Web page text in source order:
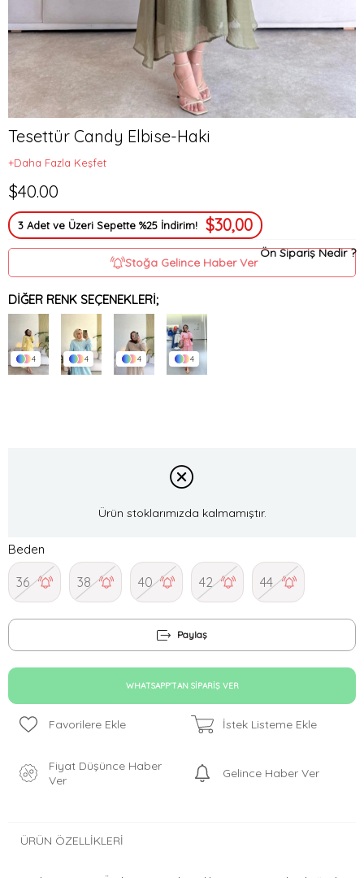
Tesettür Candy Elbise-Haki
+Daha Fazla Keşfet
$40.00
3 Adet ve Üzeri Sepette %25 İndirim! $30,00
Ön Sipariş Nedir ?
Stoğa Gelince Haber Ver
DIĞER RENK SEÇENEKLERI;
4 4 4 4
Ürün stoklarımızda kalmamıştır.
Beden
36 38 40 42 44
Paylaş
WHATSAPP'TAN SIPARIŞ VER
Favorilere Ekle İstek Listeme Ekle
Fiyat Düşünce Haber
Ver
Gelince Haber Ver
ÜRÜN ÖZELLIKLERI